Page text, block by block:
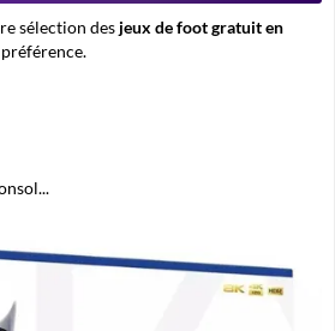
sélection des jeux de foot gratuit en